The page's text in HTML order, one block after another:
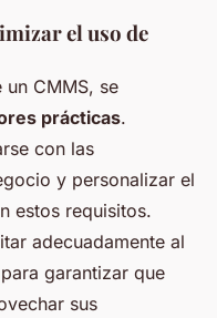
el uso de
un CMMS, se
prácticas.
con las
y personalizar el
estos requisitos.
adecuadamente al
garantizar que
sus